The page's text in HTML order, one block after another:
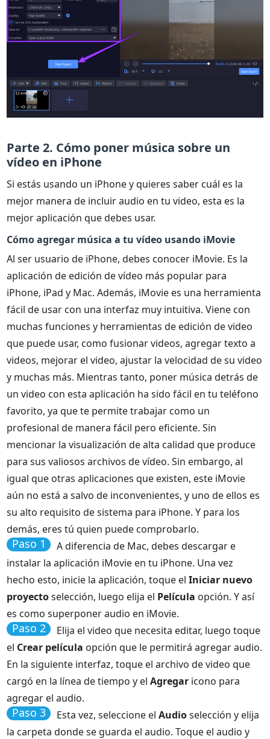
Parte 2. Cómo poner música sobre un
vídeo en iPhone
Si estás usando un iPhone y quieres saber cuál es la
mejor manera de incluir audio en tu video, esta es la
mejor aplicación que debes usar.
Cómo agregar música a tu vídeo usando iMovie
Al ser usuario de iPhone, debes conocer iMovie. Es la
aplicación de edición de vídeo más popular para
iPhone, iPad y Mac. Además, iMovie es una herramienta
fácil de usar con una interfaz muy intuitiva. Viene con
muchas funciones y herramientas de edición de video
que puede usar, como fusionar videos, agregar texto a
videos, mejorar el video, ajustar la velocidad de su video
y muchas más. Mientras tanto, poner música detrás de
un video con esta aplicación ha sido fácil en tu teléfono
favorito, ya que te permite trabajar como un
profesional de manera fácil pero eficiente. Sin
mencionar la visualización de alta calidad que produce
para sus valiosos archivos de vídeo. Sin embargo, al
igual que otras aplicaciones que existen, este iMovie
aún no está a salvo de inconvenientes, y uno de ellos es
su alto requisito de sistema para iPhone. Y para los
demás, eres tú quien puede comprobarlo.
Paso 1
A diferencia de Mac, debes descargar e
instalar la aplicación iMovie en tu iPhone. Una vez
hecho esto, inicie la aplicación, toque elIniciar nuevo
proyectoselección, luego elija el Película opción. Y así
es como superponer audio en iMovie.
Paso 2
Elija el video que necesita editar, luego toque
el Crear película opción que le permitirá agregar audio.
En la siguiente interfaz, toque el archivo de video que
cargó en la línea de tiempo y elAgregar icono para
agregar el audio.
Paso 3 Esta vez, seleccione elAudioselección y elija
la carpeta donde se guarda el audio. Toque el audio y